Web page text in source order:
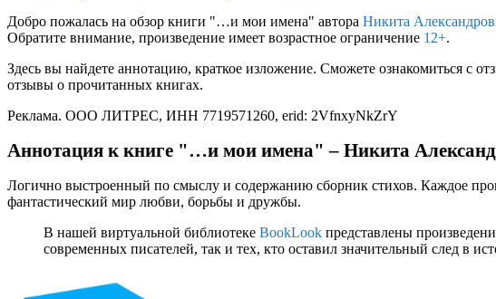
Добро пожалась на обзор книги "…и мои имена" автора Никита
Обратите внимание, произведение имеет возрастное ограничение 12+.
Здесь вы найдете аннотацию, краткое изложение. Сможете ознакомиться с
отзывы о прочитанных книгах.
Реклама. ООО ЛИТРЕС, ИНН 7719571260, erid: 2VfnxyNkZrY
Аннотация к книге "…и мои имена" – Никита
Логично выстроенный по смыслу и содержанию сборник стихов. Каждое
фантастический мир любви, борьбы и дружбы.
В нашей виртуальной библиотеке BookLook представлены
современных писателей, так и тех, кто оставил значительный след в